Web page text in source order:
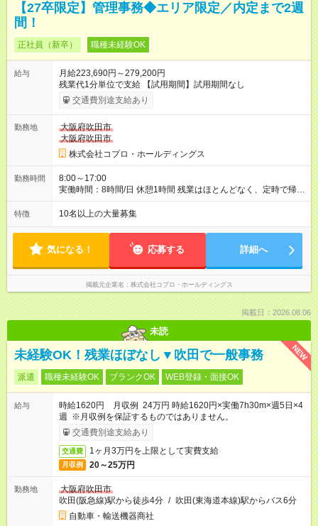
【27卒限定】管理事務◆エリア限定／内定まで2週
間！
正社員（新卒） 職種未経験OK
給与
月給223,690円～279,200円
残業代1分単位で支給 【試用期間】試用期間なし
交通費別途支給あり
勤務地
大阪府吹田市
大阪府吹田市
株式会社コプロ・ホールディングス
勤務時間
8:00～17:00
実働時間：8時間/日 休憩1時間 残業はほとんどなく、定時で帰れ
る日が多い働き方です。 毎日の業務は進捗管理や事務が中心な
ので、 「今日やるべき仕事」が終われば、自然と区切りをつけ
方を大切にしています。
特徴 10名以上の大量募集
気になる！ 応募する 詳細へ
掲載元企業名 株式会社コプロ・ホールディングス
掲載日：2026.08.06
未読
NEW
未経験OK！残業ほぼなし▼吹田で一般事務
派遣 職種未経験OK ブランクOK WEB登録・面接OK
給与
時給1620円 月収例 24万円 時給1620円×実働7h30m×週5日×4
週 ※月収例を保証するものではありません。
交通費別途支給あり
交通費 1ヶ月3万円を上限として実費支給
月収例 20～25万円
勤務地
大阪府吹田市
吹田(阪急線)駅から徒歩4分 / 吹田(東海道本線)駅からバス6分
自動車・輸送機器商社